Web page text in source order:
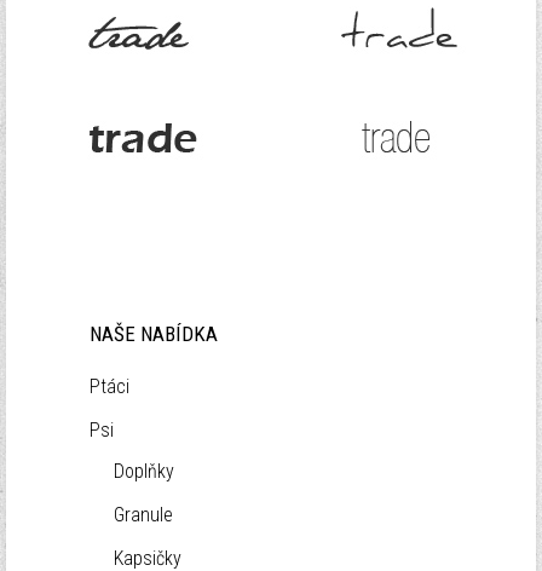
NAŠE NABÍDKA
Ptáci
Psi
Doplňky
Granule
Kapsičky